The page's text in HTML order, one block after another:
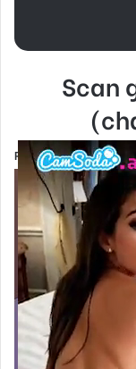
Scan
RegardezGod Model